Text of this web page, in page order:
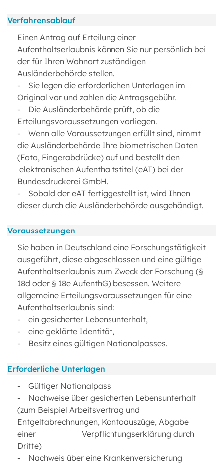
Verfahrensablauf
Einen Antrag auf Erteilung einer
Aufenthaltserlaubnis können Sie nur persönlich bei
der für Ihren Wohnort zuständigen
Ausländerbehörde stellen.
- Sie legen die erforderlichen Unterlagen im
Original vor und zahlen die Antragsgebühr.
- Die Ausländerbehörde prüft, ob die
Erteilungsvoraussetzungen vorliegen.
- Wenn alle Voraussetzungen erfüllt sind, nimmt
die Ausländerbehörde Ihre biometrischen Daten
(Foto, Fingerabdrücke) auf und bestellt den
elektronischen Aufenthaltstitel (eAT) bei der
Bundesdruckerei GmbH.
- Sobald der eAT fertiggestellt ist, wird Ihnen
dieser durch die Ausländerbehörde ausgehändigt.
Voraussetzungen
Sie haben in Deutschland eine Forschungstätigkeit
ausgeführt, diese abgeschlossen und eine gültige
Aufenthaltserlaubnis zum Zweck der Forschung (§
18d oder § 18e AufenthG) besessen. Weitere
allgemeine Erteilungsvoraussetzungen für eine
Aufenthaltserlaubnis sind:
- ein gesicherter Lebensunterhalt,
- eine geklärte Identität,
- Besitz eines gültigen Nationalpasses.
Erforderliche Unterlagen
- Gültiger Nationalpass
- Nachweise über gesicherten Lebensunterhalt
(zum Beispiel Arbeitsvertrag und
Entgeltabrechnungen, Kontoauszüge, Abgabe
einer Verpflichtungserklärung durch
Dritte)
- Nachweis über eine Krankenversicherung